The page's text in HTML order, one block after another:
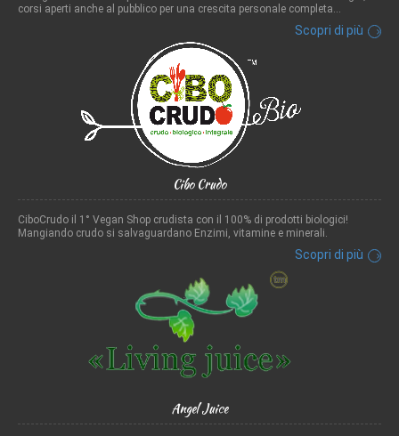
corsi aperti anche al pubblico per una crescita personale completa...
Scopri di più
Cibo Crudo
CiboCrudo il 1° Vegan Shop crudista con il 100% di prodotti biologici!
Mangiando crudo si salvaguardano Enzimi, vitamine e minerali.
Scopri di più
Angel Juice